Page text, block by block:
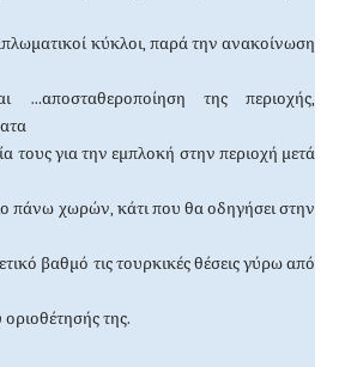
κύκλοι, παρά την ανακοίνωση
…αποσταθεροποίηση της περιοχής,
τους για την εμπλοκή στην περιοχή μετά
πάνω χωρών, κάτι που θα οδηγήσει στην
βαθμό τις τουρκικές θέσεις γύρω από
της.